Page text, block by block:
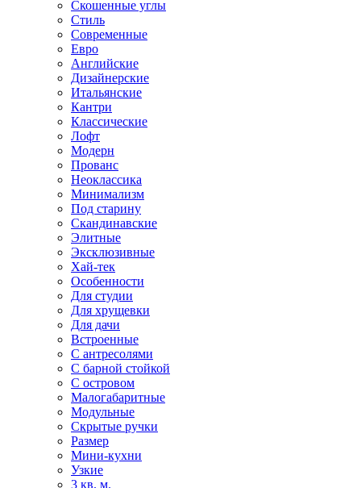
Скошенные углы
Стиль
Современные
Евро
Английские
Дизайнерские
Итальянские
Кантри
Классические
Лофт
Модерн
Прованс
Неоклассика
Минимализм
Под старину
Скандинавские
Элитные
Эксклюзивные
Хай-тек
Особенности
Для студии
Для хрущевки
Для дачи
Встроенные
С антресолями
С барной стойкой
С островом
Малогабаритные
Модульные
Скрытые ручки
Размер
Мини-кухни
Узкие
3 кв. м.